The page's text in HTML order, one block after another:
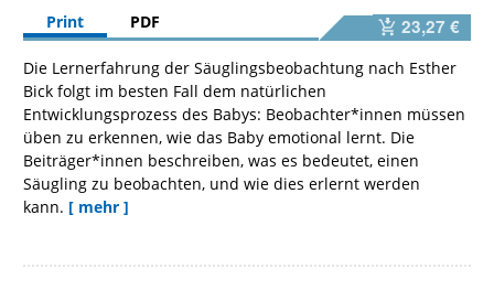
Print
PDF 23,27 €
Die Lernerfahrung der Säuglingsbeobachtung nach Esther
Bick folgt im besten Fall dem natürlichen
Entwicklungsprozess des Babys: Beobachter*innen müssen
üben zu erkennen, wie das Baby emotional lernt. Die
Beiträger*innen beschreiben, was es bedeutet, einen
Säugling zu beobachten, und wie dies erlernt werden
kann. [ mehr ]